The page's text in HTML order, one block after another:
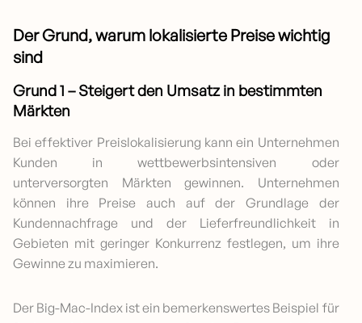
Der Grund, warum lokalisierte Preise wichtig
sind
Grund 1 – Steigert den Umsatz in bestimmten
Märkten
Bei effektiver Preislokalisierung kann ein Unternehmen
Kunden in wettbewerbsintensiven oder
unterversorgten Märkten gewinnen. Unternehmen
können ihre Preise auch auf der Grundlage der
Kundennachfrage und der Lieferfreundlichkeit in
Gebieten mit geringer Konkurrenz festlegen, um ihre
Gewinne zu maximieren.
Der Big-Mac-Index ist ein bemerkenswertes Beispiel für